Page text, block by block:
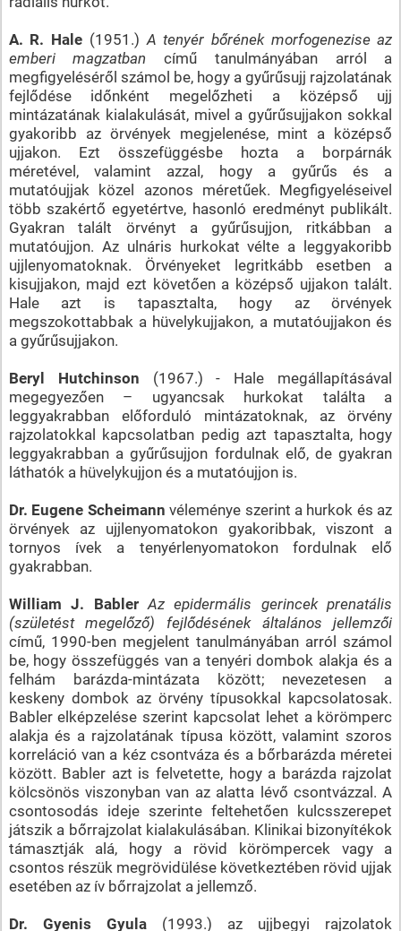
A. R. Hale (1951.) A tenyér bőrének morfogenezise az
emberi magzatban című tanulmányában arról a
megfigyeléséről számol be, hogy a gyűrűsujj rajzolatának
fejlődése időnként megelőzheti a középső ujj
mintázatának kialakulását, mivel a gyűrűsujjakon sokkal
gyakoribb az örvények megjelenése, mint a középső
ujjakon. Ezt összefüggésbe hozta a borpárnák
méretével, valamint azzal, hogy a gyűrűs és a
mutatóujjak közel azonos méretűek. Megfigyeléseivel
több szakértő egyetértve, hasonló eredményt publikált.
Gyakran talált örvényt a gyűrűsujjon, ritkábban a
mutatóujjon. Az ulnáris hurkokat vélte a leggyakoribb
ujjlenyomatoknak. Örvényeket legritkább esetben a
kisujjakon, majd ezt követően a középső ujjakon talált.
Hale azt is tapasztalta, hogy az örvények
megszokottabbak a hüvelykujjakon, a mutatóujjakon és
a gyűrűsujjakon.
Beryl Hutchinson (1967.) - Hale megállapításával
megegyezően – ugyancsak hurkokat találta a
leggyakrabban előforduló mintázatoknak, az örvény
rajzolatokkal kapcsolatban pedig azt tapasztalta, hogy
leggyakrabban a gyűrűsujjon fordulnak elő, de gyakran
láthatók a hüvelykujjon és a mutatóujjon is.
Dr. Eugene Scheimann véleménye szerint a hurkok és az
örvények az ujjlenyomatokon gyakoribbak, viszont a
tornyos ívek a tenyérlenyomatokon fordulnak elő
gyakrabban.
William J. Babler Az epidermális gerincek prenatális
(születést megelőző) fejlődésének általános jellemzői
című, 1990-ben megjelent tanulmányában arról számol
be, hogy összefüggés van a tenyéri dombok alakja és a
felhám barázda-mintázata között; nevezetesen a
keskeny dombok az örvény típusokkal kapcsolatosak.
Babler elképzelése szerint kapcsolat lehet a körömperc
alakja és a rajzolatának típusa között, valamint szoros
korreláció van a kéz csontváza és a bőrbarázda méretei
között. Babler azt is felvetette, hogy a barázda rajzolat
kölcsönös viszonyban van az alatta lévő csontvázzal. A
csontosodás ideje szerinte feltehetően kulcsszerepet
játszik a bőrrajzolat kialakulásában. Klinikai bizonyítékok
támasztják alá, hogy a rövid körömpercek vagy a
csontos részük megrövidülése következtében rövid ujjak
esetében az ív bőrrajzolat a jellemző.
Dr. Gyenis Gyula(1993.) az ujjbegyi rajzolatok